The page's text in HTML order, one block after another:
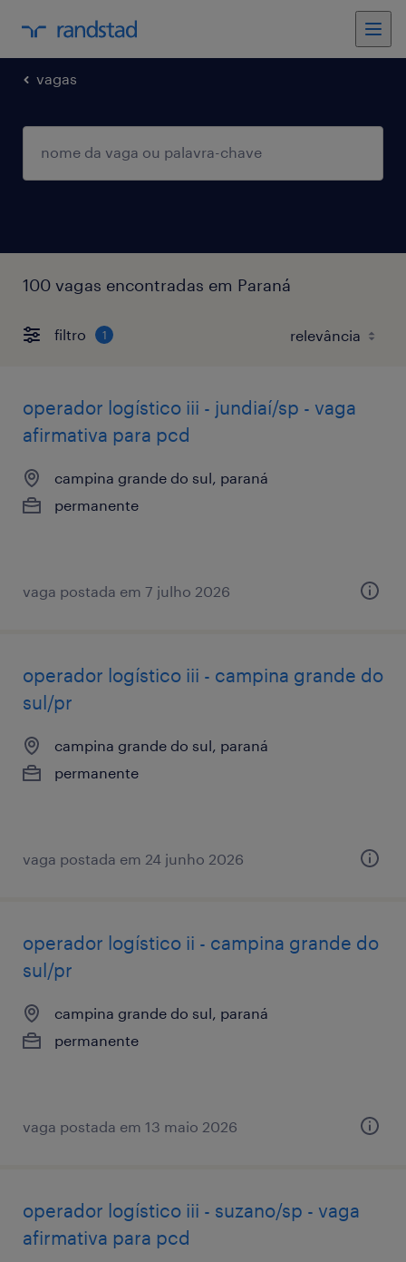
vagas
100 vagas encontradas em Paraná
filtro 1
operador logístico iii - jundiaí/sp - vaga
afirmativa para pcd
campina grande do sul, paraná
permanente
vaga postada em 7 julho 2026
operador logístico iii - campina grande do
sul/pr
campina grande do sul, paraná
permanente
vaga postada em 24 junho 2026
operador logístico ii - campina grande do
sul/pr
campina grande do sul, paraná
permanente
vaga postada em 13 maio 2026
operador logístico iii - suzano/sp - vaga
afirmativa para pcd